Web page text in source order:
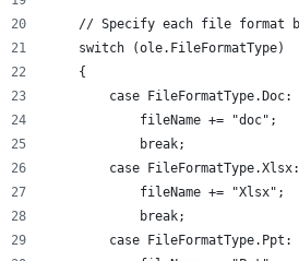
// Specify each file format
    switch (ole.FileFormatType)
    {
        case FileFormatType.Doc:
            fileName += "doc";
            break;
        case FileFormatType.Xlsx:
            fileName += "Xlsx";
            break;
        case FileFormatType.Ppt: